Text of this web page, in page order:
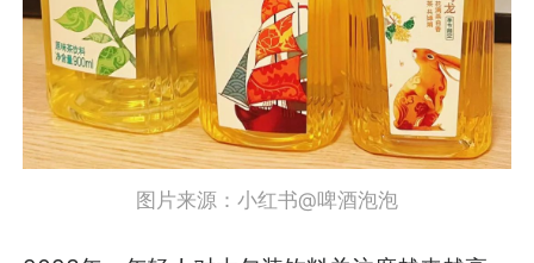
图片来源：小红书@啤酒泡泡